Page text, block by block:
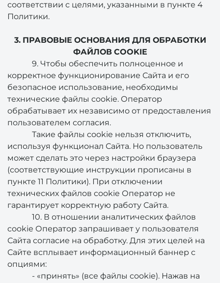
соответствии с целями, указанными в пункте 4
Политики.
3. ПРАВОВЫЕ ОСНОВАНИЯ ДЛЯ ОБРАБОТКИ
ФАЙЛОВ COOKIE
9. Чтобы обеспечить полноценное и
корректное функционирование Сайта и его
безопасное использование, необходимы
технические файлы cookie. Оператор
обрабатывает их независимо от предоставления
пользователем согласия.
Такие файлы cookie нельзя отключить,
используя функционал Сайта. Но пользователь
может сделать это через настройки браузера
(соответствующие инструкции прописаны в
пункте 11 Политики). При отключении
технических файлов cookie Оператор не
гарантирует корректную работу Сайта.
10. В отношении аналитических файлов
cookie Оператор запрашивает у пользователя
Сайта согласие на обработку. Для этих целей на
Сайте всплывает информационный баннер с
опциями:
- «принять» (все файлы cookie). Нажав на